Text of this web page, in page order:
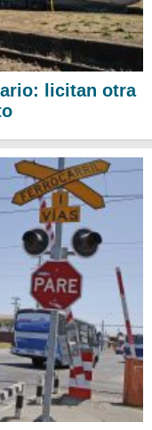
licitan otra